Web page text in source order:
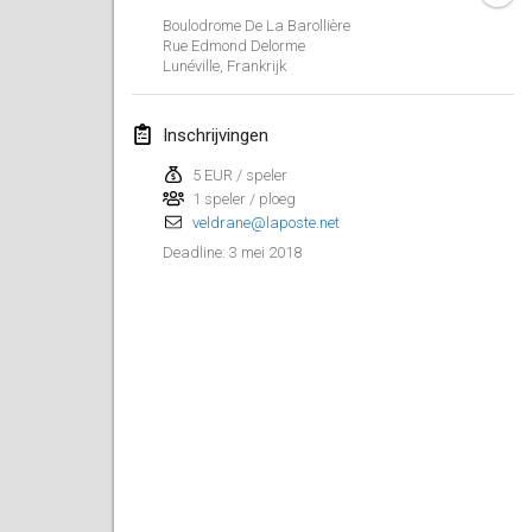
Boulodrome De La Barollière
Rue Edmond Delorme
Lunéville, Frankrijk
Inschrijvingen
5 EUR / speler
1 speler / ploeg
veldrane@laposte.net
Deadline: 3 mei 2018
Lumi Mölkky
3 feb. 2018|Finland
10 feb. 2018
Faschings-Mölkky
11 feb. 2018|Duitsland